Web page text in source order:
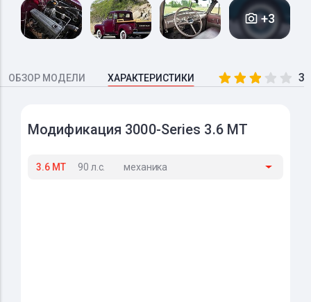
+3
ОБЗОР МОДЕЛИ ХАРАКТЕРИСТИКИ
Модификация 3000-Series 3.6 MT
3.6 MT 90 л.с. механика